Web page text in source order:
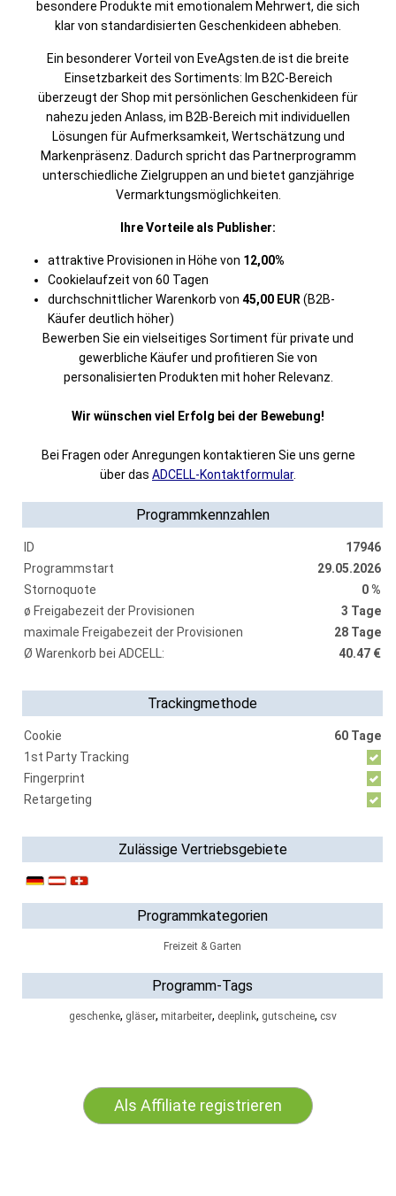
besondere Produkte mit emotionalem Mehrwert, die sich
klar von standardisierten Geschenkideen abheben.
Ein besonderer Vorteil von EveAgsten.de ist die breite
Einsetzbarkeit des Sortiments: Im B2C-Bereich
überzeugt der Shop mit persönlichen Geschenkideen für
nahezu jeden Anlass, im B2B-Bereich mit individuellen
Lösungen für Aufmerksamkeit, Wertschätzung und
Markenpräsenz. Dadurch spricht das Partnerprogramm
unterschiedliche Zielgruppen an und bietet ganzjährige
Vermarktungsmöglichkeiten.
Ihre Vorteile als Publisher:
attraktive Provisionen in Höhe von 12,00%
Cookielaufzeit von 60 Tagen
durchschnittlicher Warenkorb von 45,00 EUR (B2B-
Käufer deutlich höher)
Bewerben Sie ein vielseitiges Sortiment für private und
gewerbliche Käufer und profitieren Sie von
personalisierten Produkten mit hoher Relevanz.
Wir wünschen viel Erfolg bei der Bewebung!
Bei Fragen oder Anregungen kontaktieren Sie uns gerne
über das ADCELL-Kontaktformular.
Programmkennzahlen
ID
17946
Programmstart
29.05.2026
Stornoquote
0 %
ø Freigabezeit der Provisionen
3 Tage
maximale Freigabezeit der Provisionen
28 Tage
Ø Warenkorb bei ADCELL:
40.47 €
Trackingmethode
Cookie
60 Tage
1st Party Tracking
Fingerprint
Retargeting
Zulässige Vertriebsgebiete
Programmkategorien
Freizeit & Garten
Programm-Tags
geschenke, gläser, mitarbeiter, deeplink, gutscheine, csv
Als Affiliate registrieren